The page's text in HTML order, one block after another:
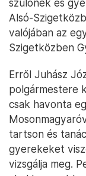
Az új rendelő
kellenek bele – Fotó:
És azt is
szülőnek és